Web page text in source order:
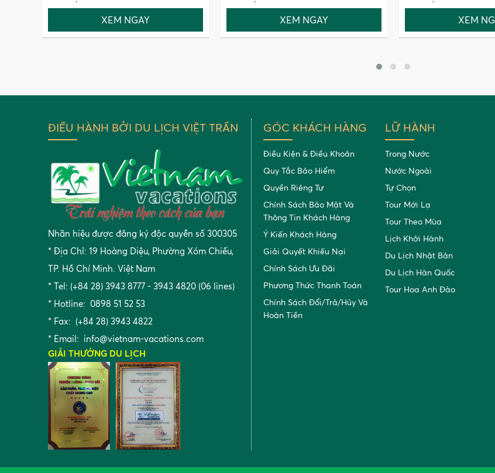
XEM NGAY
XEM NGAY
XEM
ĐIỀU HÀNH BỞI DU LỊCH VIỆT TRẦN
Nhãn hiệu được đăng ký độc quyền số 300305
* Địa Chỉ: 19 Hoàng Diệu, Phường Xóm Chiếu,
TP. Hồ Chí Minh. Việt Nam
* Tel: (+84 28) 3943 8777 - 3943 4820 (06 lines)
* Hotline: 0898 51 52 53
* Fax: (+84 28) 3943 4822
* Email: info@vietnam-vacations.com
GIẢI THƯỞNG DU LỊCH
GÓC KHÁCH HÀNG
Điều Kiện & Điều Khoản
Quy Tắc Bảo Hiểm
Quyền Riêng Tư
Chính Sách Bảo Mật Và
Thông Tin Khách Hàng
Ý Kiến Khách Hàng
Giải Quyết Khiếu Nại
Chính Sách Ưu Đãi
Phương Thức Thanh Toán
Chính Sách Đổi/trả/hủy Và
Hoàn Tiền
LỮ HÀNH
Trong Nước
Nước Ngoài
Tự Chọn
Tour Mới Lạ
Tour Theo Mùa
Lịch Khởi Hành
Du Lịch Nhật Bản
Du Lịch Hàn Quốc
Tour Hoa Anh Đào